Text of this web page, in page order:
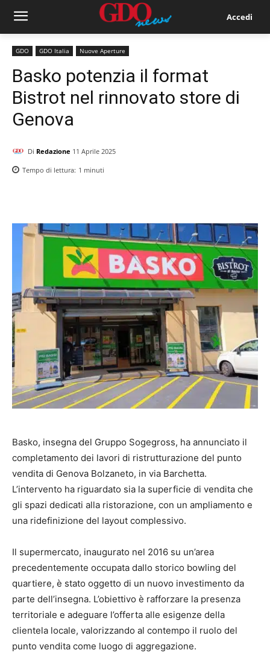
Accedi
GDO GDO Italia Nuove Aperture
Basko potenzia il format
Bistrot nel rinnovato store di
Genova
Di Redazione 11 Aprile 2025
Tempo di lettura: 1 minuti
Basko, insegna del Gruppo Sogegross, ha annunciato il
completamento dei lavori di ristrutturazione del punto
vendita di Genova Bolzaneto, in via Barchetta.
L’intervento ha riguardato sia la superficie di vendita che
gli spazi dedicati alla ristorazione, con un ampliamento e
una ridefinizione del layout complessivo.
Il supermercato, inaugurato nel 2016 su un’area
precedentemente occupata dallo storico bowling del
quartiere, è stato oggetto di un nuovo investimento da
parte dell’insegna. L’obiettivo è rafforzare la presenza
territoriale e adeguare l’offerta alle esigenze della
clientela locale, valorizzando al contempo il ruolo del
punto vendita come luogo di aggregazione.